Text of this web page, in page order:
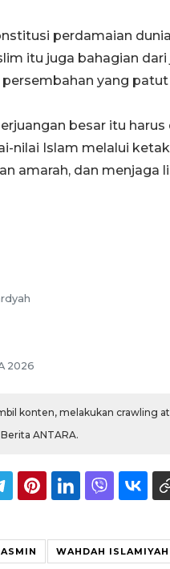
perdamaian
itu juga bahagian
yang
besar itu
nilai Islam melalui
amarah, dan menjaga
2026
konten, melakukan crawling
ANTARA.
WAHDAH ISLAMIYAH